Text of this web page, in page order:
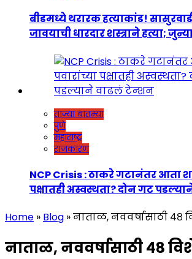
बीडमध्ये थरारक हत्याकांड!
जावयाची धारदार शस्त्राने हत्या;
ताज्या बातम्या
पुणे
महाराष्ट्र
राजकारण
NCP Crisis : ठाकरे गटानंतर आता
पक्षातही अस्वस्थता? दोन गट
Home » Blog »नाताळ, नववर्षासाठी ४८
नाताळ, नववर्षासाठी ४८